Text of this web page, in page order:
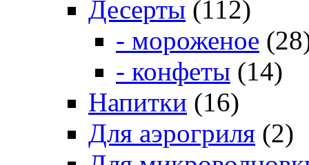
Десерты (112)
- мороженое
- конфеты (14)
Напитки (16)
Для аэрогриля (2)